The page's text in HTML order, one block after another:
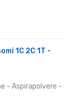
1C 2C 1T -
- Aspirapolvere -